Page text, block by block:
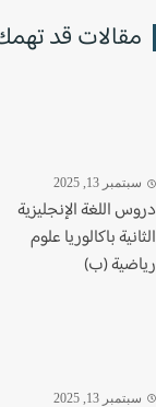
قد تهمك
13, 2025
اللغة الإنجليزية
باكالوريا علوم
(ب)
13, 2025